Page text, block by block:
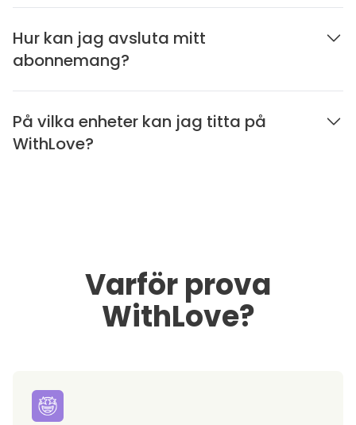
Hur kan jag avsluta mitt
abonnemang?
På vilka enheter kan jag titta på
WithLove?
Varför prova
WithLove?